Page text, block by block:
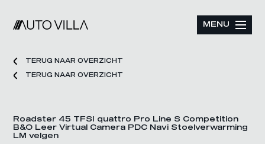
MENU
TERUG NAAR OVERZICHT
TERUG NAAR OVERZICHT
Roadster 45 TFSI quattro Pro Line S Competition
B&O Leer Virtual Camera PDC Navi Stoelverwarming
LM velgen